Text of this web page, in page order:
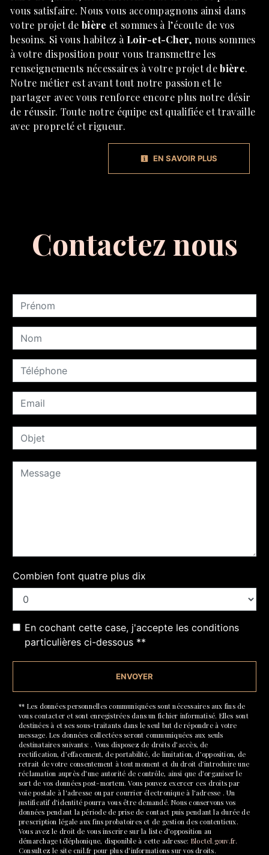
vous satisfaire. Nous vous accompagnons ainsi dans
votre projet debière et sommes à l’écoute de vos
besoins. Si vous habitez à Loir-et-Cher, nous sommes
à votre disposition pour vous transmettre les
renseignements nécessaires à votre projet debière.
Notre métier est avant tout notre passion et le
partager avec vous renforce encore plus notre désir
de réussir. Toute notre équipe est qualifiée et travaille
avec propreté et rigueur.
EN SAVOIR PLUS
Contactez nous
Combien font quatre plus dix
En cochant cette case, j'accepte les conditions
particulières ci-dessous **
ENVOYER
** Les données personnelles communiquées sont nécessaires aux fins de
vous contacter et sont enregistrées dans un fichier informatisé. Elles sont
destinées à et ses sous-traitants dans le seul but de répondre à votre
message. Les données collectées seront communiquées aux seuls
destinataires suivants: . Vous disposez de droits d’accès, de
rectification, d’effacement, de portabilité, de limitation, d’opposition, de
retrait de votre consentement à tout moment et du droit d’introduire une
réclamation auprès d’une autorité de contrôle, ainsi que d’organiser le
sort de vos données post-mortem. Vous pouvez exercer ces droits par
voie postale à l'adresse ou par courrier électronique à l'adresse . Un
justificatif d'identité pourra vous être demandé. Nous conservons vos
données pendant la période de prise de contact puis pendant la durée de
prescription légale aux fins probatoires et de gestion des contentieux.
Vous avez le droit de vous inscrire sur la liste d'opposition au
démarchage téléphonique, disponible à cette adresse: Bloctel.gouv.fr.
Consultez le site cnil.fr pour plus d’informations sur vos droits.